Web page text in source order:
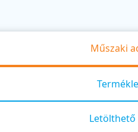
Műszaki